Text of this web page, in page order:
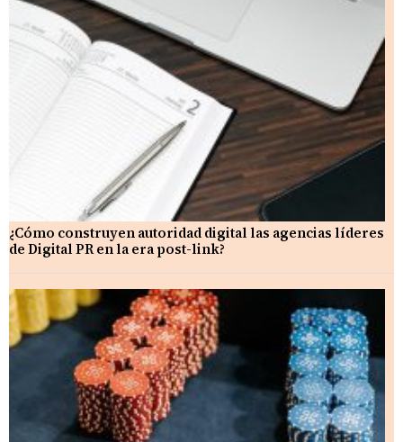
¿Cómo construyen autoridad digital las agencias líderes
de Digital PR en la era post-link?